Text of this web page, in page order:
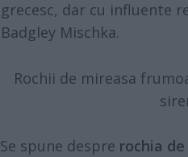
grecesc, dar cu influente
Badgley Mischka.
Rochii de mireasa
Se spune despre rochia